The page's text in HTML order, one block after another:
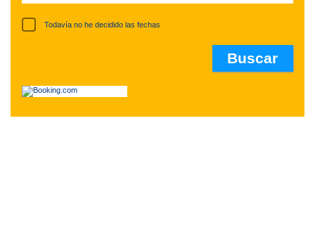
Todavía no he decidido las fechas